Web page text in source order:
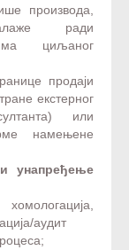
производа,
ради
циљаног
продаји
екстерног
или
намењене
унапређење
аудит